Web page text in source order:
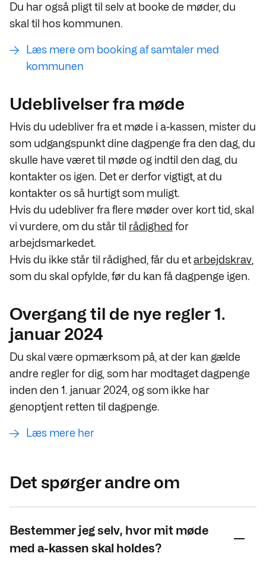
Du har også pligt til selv at booke de møder, du
skal til hos kommunen.
Læs mere om booking af samtaler med
kommunen
Udeblivelser fra møde
Hvis du udebliverfra et møde i a-kassen, mister du
som udgangspunkt dine dagpenge fra den dag, du
skulle have været til møde og indtil den dag, du
kontakter os igen. Det er derfor vigtigt, at du
kontakter os så hurtigt som muligt.
Hvis du udebliver fra flere møder over kort tid, skal
vi vurdere, om du står til rådighed for
arbejdsmarkedet.
Hvis du ikke står til rådighed, får du etarbejdskrav
som du skal opfylde, før du kan få dagpenge igen.
Overgang til de nye regler 1.
januar 2024
Du skal være opmærksom på, at der kan gælde
andre regler for dig, som har modtaget dagpenge
inden den 1. januar 2024, og som ikke har
genoptjent retten til dagpenge.
Læs mere her
Det spørger andre om
Bestemmer jeg selv, hvor mit møde
med a-kassen skal holdes?